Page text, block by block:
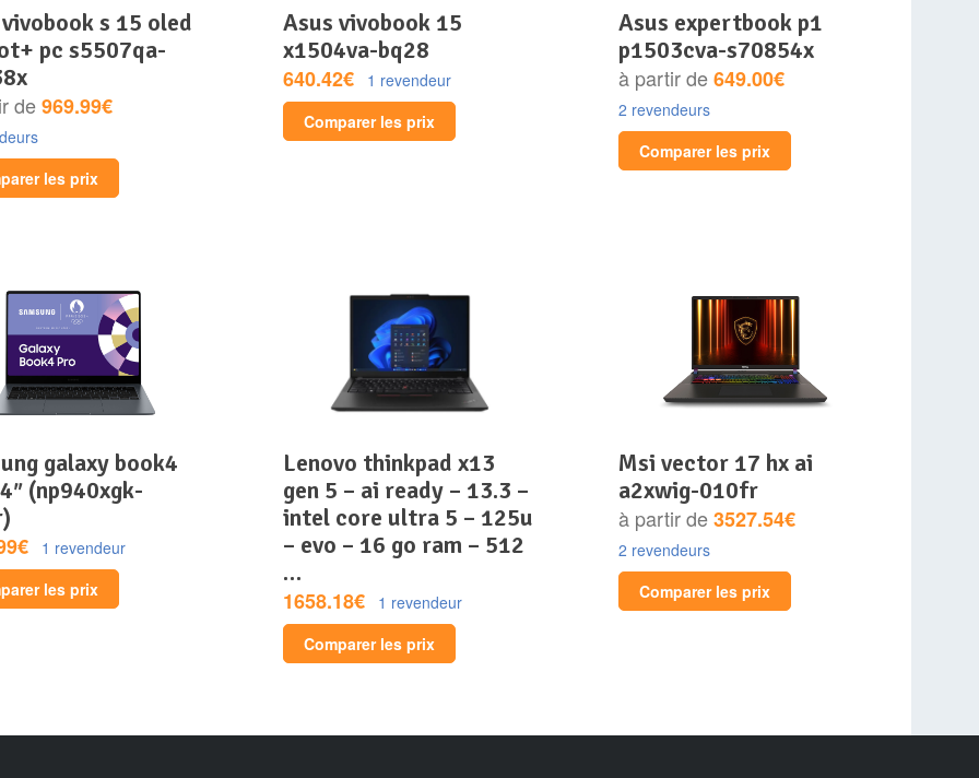
pc s5507qa-
de969.99€
les prix
asus vivobook 15
x1504va-bq28
640.42€
1 revendeur
Comparer les prix
asus expertbook p1
p1503cva-s70854x
à partir de649.00€
2 revendeurs
Comparer les prix
(np940xgk-
1 revendeur
les prix
lenovo thinkpad x13
gen 5 – ai ready – 13.3 –
intel core ultra 5 – 125u
– evo – 16 go ram – 512
…
1658.18€
1 revendeur
Comparer les prix
msi vector 17 hx ai
a2xwig-010fr
à partir de3527.54€
2 revendeurs
Comparer les prix